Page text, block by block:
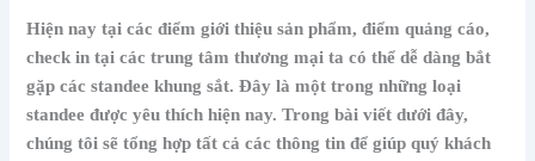
Hiện nay tại các điểm giới thiệu sản phẩm, điểm quảng cáo,
check in tại các trung tâm thương mại ta có thể dễ dàng bắt
gặp các standee khung sắt. Đây là một trong những loại
standee được yêu thích hiện nay. Trong bài viết dưới đây,
chúng tôi sẽ tổng hợp tất cả các thông tin để giúp quý khách